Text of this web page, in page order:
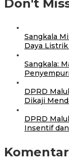
Don't
Sangkala
Daya
Sangkala:
DPRD
Dikaji
DPRD
Insentif
Komentar